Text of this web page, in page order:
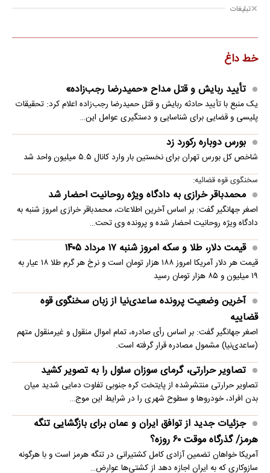
تبلیغات
خط داغ
تأیید ربایش و قتل مداح «حمیدرضا رجب‌زاده»
یک منبع با تأیید حادثه ربایش و قتل حمیدرضا رجب‌زاده اعلام کرد: تحقیقات
پلیسی و قضایی برای شناسایی و دستگیری عوامل این…
بورس دوباره رکورد زد
شاخص کل بورس تهران برای نخستین ‌بار وارد کانال ۵.۵ میلیون واحد شد
سخنگوی قوه قضائیه:
محمدباقر خرازی به دادگاه ویژه روحانیت احضار شد
اصغر جهانگیر گفت: بر اساس آخرین اطلاعات، محمدباقر خرازی امروز شنبه به
دادگاه ویژه روحانیت احضار شده و پرونده وی تحت…
قیمت دلار، طلا و سکه امروز شنبه ۱۷ مرداد ۱۴۰۵
قیمت هر دلار آمریکا امروز ۱۸۸ هزار تومان است و نرخ هر گرم طلا ۱۸ عیار به
۱۹ میلیون و ۸۵ هزار تومان رسید
آخرین وضعیت پرونده ساعدی‌نیا از زبان سخنگوی قوه
قضاییه
اصغر جهانگیر گفت: بر اساس رأی صادره، تمام اموال منقول و غیرمنقول متهم
(ساعدی‌نیا) مشمول مصادره قرار گرفته است.
تصاویر حرارتی، گرمای سوزان سئول را به تصویر کشید
تصاویر حرارتی منتشرشده از پایتخت کره جنوبی تفاوت دمایی شدید میان
بدن افراد، خودروها و سطوح شهری را در شرایط این موج…
جزئیات جدید از توافق ایران و عمان برای بازگشایی تنگه
هرمز/ گذرگاه موقت ۶۰ روزه؟
آمریکا خواهان تضمین آزادی کامل کشتیرانی در تنگه هرمز است و با هرگونه
سازوکاری که به ایران اجازه دهد از کشتی‌ها عوارض…